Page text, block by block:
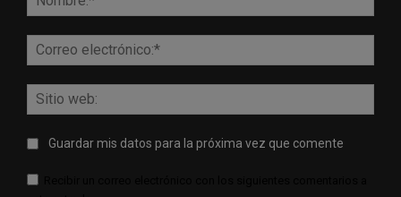
Guardar mis datos para la próxima vez que comente